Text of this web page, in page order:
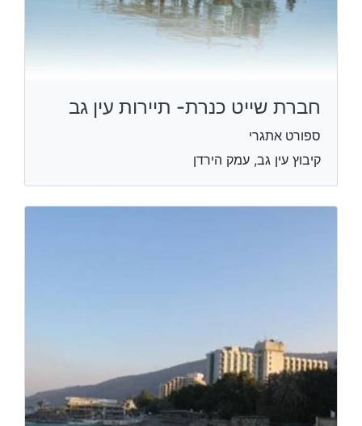
חברת שייט כנרת- תיירות עין גב
ספורט אתגרי
קיבוץ עין גב, עמק הירדן